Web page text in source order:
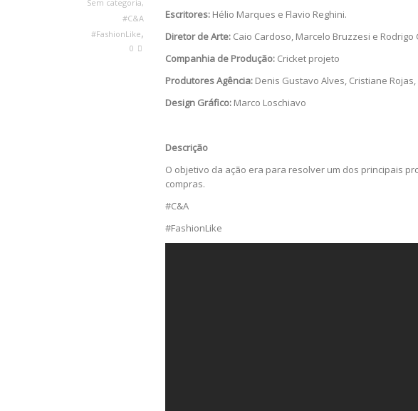
Sem categoria,
#C&A
#FashionLike,
0
Escritores: Hélio Marques e Flavio Reghini.
Diretor de Arte: Caio Cardoso, Marcelo Bruzzesi e Rodrigo
Companhia de Produção: Cricket projeto
Produtores Agência: Denis Gustavo Alves, Cristiane
Design Gráfico: Marco Loschiavo
Descrição
O objetivo da ação era para resolver um dos principais
compras.
#C&A
#FashionLike